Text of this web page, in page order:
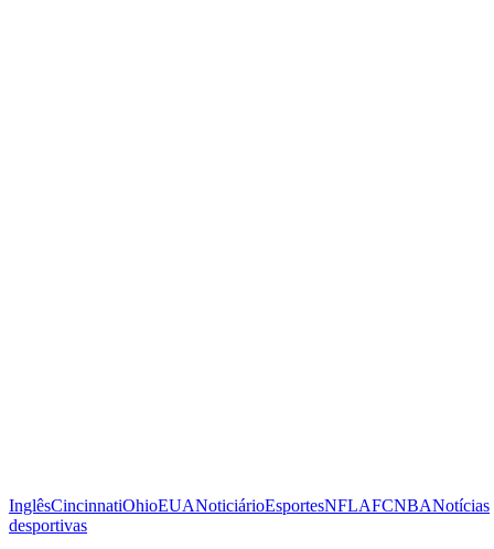
InglêsCincinnatiOhioEUANoticiárioEsportesNFLAFCNBANotícias
desportivas